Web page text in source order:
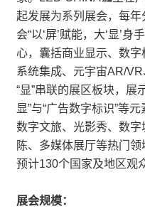
起发展为系列展会，每
会“以‘屏’赋能，大‘显’
心，囊括商业显示、数
系统集成、元宇宙AR/
“显”串联的展区板块，展
显”与“广告数字标识”等
数字文旅、光影秀、数
陈、多媒体展厅等热门领
预计130个国家及地区观
展会规模：